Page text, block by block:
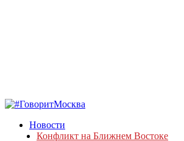
Новости
Конфликт на Ближнем Востоке